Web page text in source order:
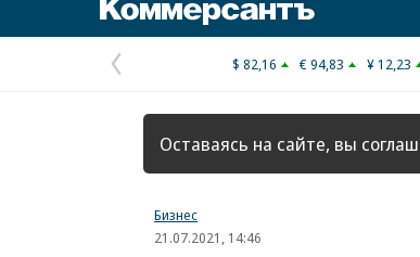
Предыдущая
страница
$ 82,16 € 94,83 ¥ 12,23
Оставаясь на сайте, вы
Бизнес
21.07.2021, 14:46